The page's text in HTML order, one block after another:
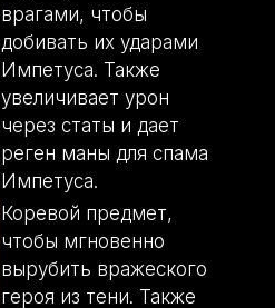
врагами, чтобы
добивать их ударами
Импетуса. Также
увеличивает урон
через статы и дает
реген маны для спама
Импетуса.
Коревой предмет,
чтобы мгновенно
вырубить вражеского
героя из тени. Также